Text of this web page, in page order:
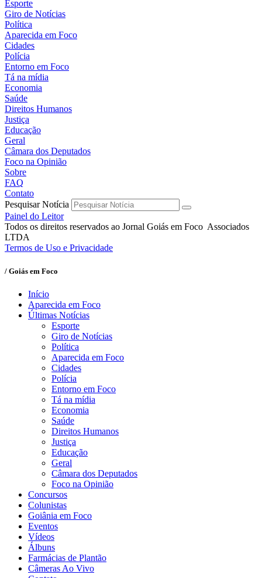
Esporte
Giro de Notícias
Política
Aparecida em Foco
Cidades
Polícia
Entorno em Foco
Tá na mídia
Economia
Saúde
Direitos Humanos
Justiça
Educação
Geral
Câmara dos Deputados
Foco na Opinião
Sobre
FAQ
Contato
Pesquisar Notícia
Painel do Leitor
Todos os direitos reservados ao Jornal Goiás em Foco Associados
LTDA
Termos de Uso e Privacidade
/ Goiás em Foco
Início
Aparecida em Foco
Últimas Notícias
Esporte
Giro de Notícias
Política
Aparecida em Foco
Cidades
Polícia
Entorno em Foco
Tá na mídia
Economia
Saúde
Direitos Humanos
Justiça
Educação
Geral
Câmara dos Deputados
Foco na Opinião
Concursos
Colunistas
Goiânia em Foco
Eventos
Vídeos
Álbuns
Farmácias de Plantão
Câmeras Ao Vivo